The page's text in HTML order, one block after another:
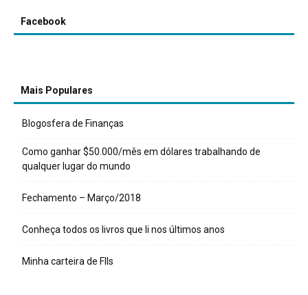
Facebook
Mais Populares
Blogosfera de Finanças
Como ganhar $50.000/mês em dólares trabalhando de
qualquer lugar do mundo
Fechamento – Março/2018
Conheça todos os livros que li nos últimos anos
Minha carteira de FIIs